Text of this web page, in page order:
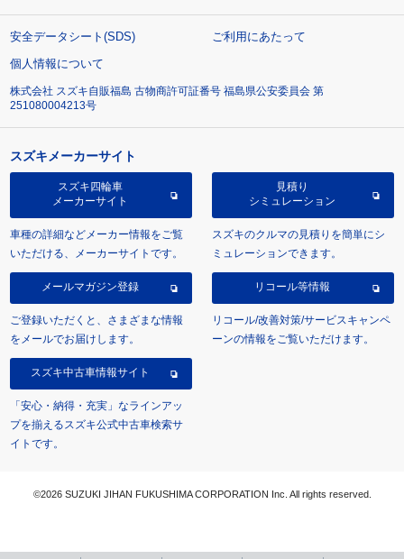
安全データシート(SDS)
ご利用にあたって
個人情報について
株式会社 スズキ自販福島 古物商許可証番号 福島県公安委員会 第
251080004213号
スズキメーカーサイト
スズキ四輪車
メーカーサイト
車種の詳細などメーカー情報をご覧
いただける、メーカーサイトです。
見積り
シミュレーション
スズキのクルマの見積りを簡単にシ
ミュレーションできます。
メールマガジン登録
ご登録いただくと、さまざまな情報
をメールでお届けします。
リコール等情報
リコール/改善対策/サービスキャンペ
ーンの情報をご覧いただけます。
スズキ中古車情報サイト
「安心・納得・充実」なラインアッ
プを揃えるスズキ公式中古車検索サ
イトです。
©2026 SUZUKI JIHAN FUKUSHIMA CORPORATION Inc. All rights reserved.